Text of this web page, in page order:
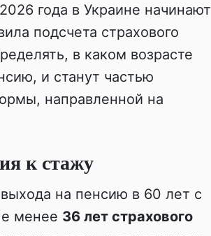
года в Украине начинают
подсчета страхового
в каком возрасте
и станут частью
направленной на
к стажу
на пенсию в 60 лет с
менее 36 лет страхового